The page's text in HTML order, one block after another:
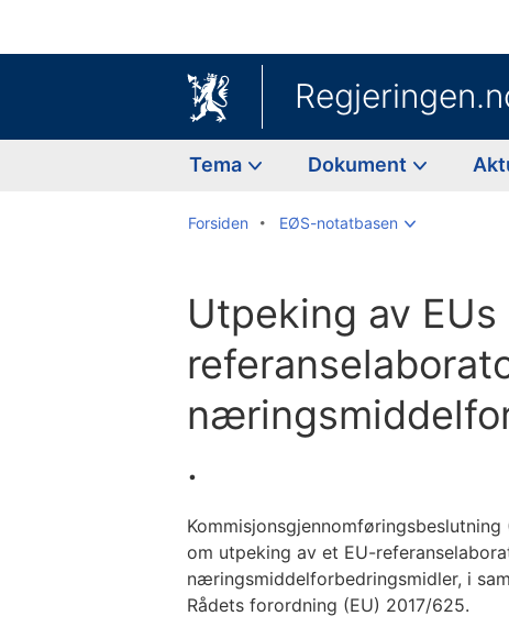
Tema Dokument
Forsiden EØS-notatbasen
Utpeking av EUs
.
om utpeking av et EU-
næringsmiddelforbedringsmidler, i
Rådets forordning (EU) 2017/625.